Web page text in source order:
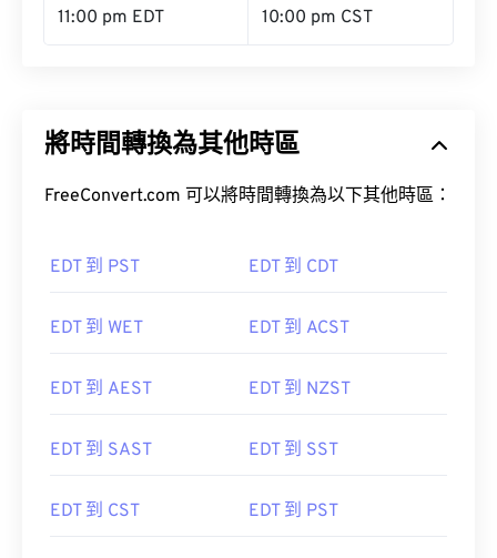
11:00 pm EDT 10:00 pm CST
將時間轉換為其他時區
FreeConvert.com 可以將時間轉換為以下其他時區：
EDT 到 PST EDT 到 CDT
EDT 到 WET EDT 到 ACST
EDT 到 AEST EDT 到 NZST
EDT 到 SAST EDT 到 SST
EDT 到 CST EDT 到 PST